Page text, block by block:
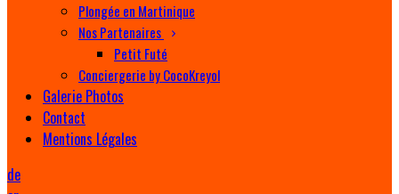
Plongée en Martinique
Nos Partenaires
Petit Futé
Conciergerie by CocoKreyol
Galerie Photos
Contact
Mentions Légales
de